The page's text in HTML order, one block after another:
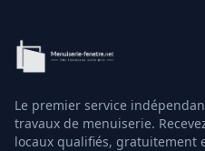
Le premier service
travaux de menuiserie.
locaux qualifiés, gratuitement